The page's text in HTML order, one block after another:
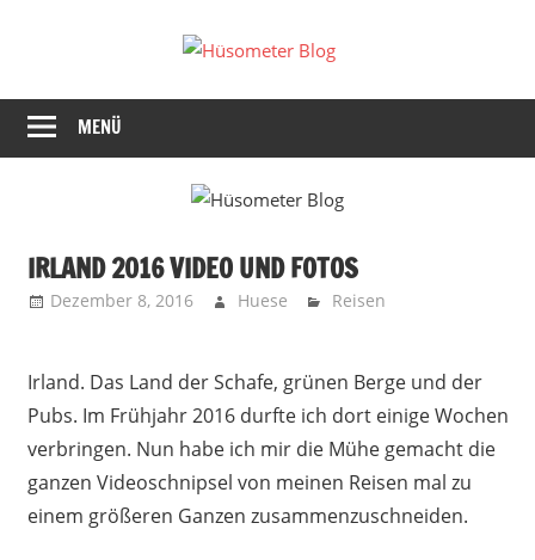
Blog
ein
guter
MENÜ
IRLAND 2016 VIDEO UND FOTOS
Dezember 8, 2016 Huese Reisen
Irland. Das Land der Schafe, grünen Berge und der
Pubs. Im Frühjahr 2016 durfte ich dort einige Wochen
verbringen. Nun habe ich mir die Mühe gemacht die
ganzen Videoschnipsel von meinen Reisen mal zu
einem größeren Ganzen zusammenzuschneiden.